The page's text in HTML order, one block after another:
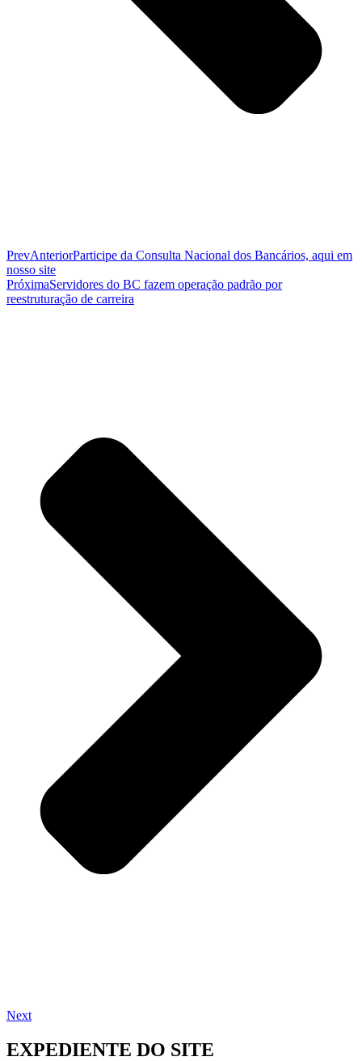
PrevAnteriorParticipe da Consulta Nacional dos Bancários, aqui em
nosso site
PróximaServidores do BC fazem operação padrão por
reestruturação de carreira
Next
EXPEDIENTE DO SITE